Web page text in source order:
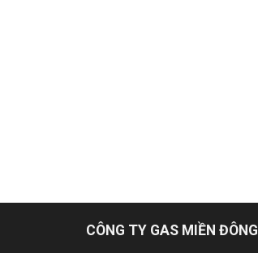
CÔNG TY GAS MIỀN ĐÔNG